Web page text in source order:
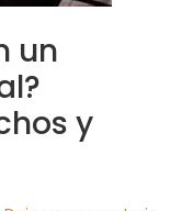
un
y